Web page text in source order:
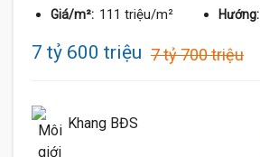
Giá/m²: 111 triệu/m² Hướng:
7 tỷ 600 triệu 7 tỷ 700 triệu
Khang BĐS